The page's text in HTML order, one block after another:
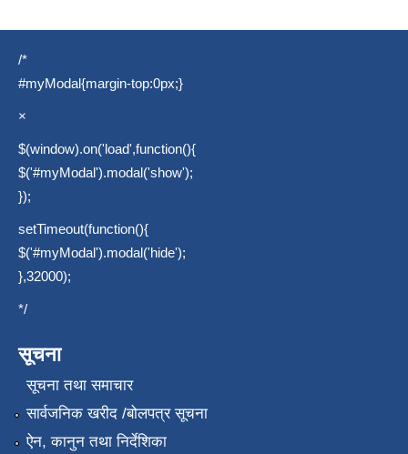
/*
#myModal{margin-top:0px;}
×
$(window).on('load',function(){
$('#myModal').modal('show');
});
setTimeout(function(){
$('#myModal').modal('hide');
},32000);
*/
सूचना
सूचना तथा समाचार
सार्वजनिक खरीद /बोलपत्र सूचना
ऐन, कानुन तथा निर्देशिका